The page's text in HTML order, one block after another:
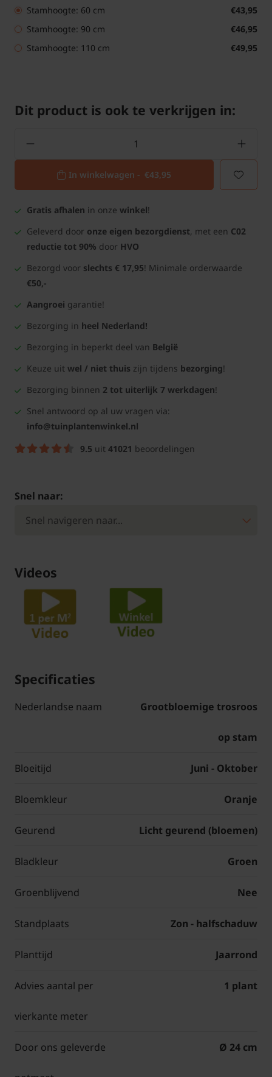
Stamhoogte: 60 cm
€43,95
Stamhoogte: 90 cm
€46,95
Stamhoogte: 110 cm
€49,95
Dit product is ook te verkrijgen in:
In winkelwagen - €43,95
Gratis afhalen in onze winkel!
Geleverd door onze eigen bezorgdienst, met een C02
reductie tot 90% door HVO
Bezorgd voor slechts € 17,95! Minimale orderwaarde
€50,-
Aangroei garantie!
Bezorging in heel Nederland!
Bezorging in beperkt deel van België
Keuze uit wel / niet thuis zijn tijdens bezorging!
Bezorging binnen 2 tot uiterlijk 7 werkdagen!
Snel antwoord op al uw vragen via:
info@tuinplantenwinkel.nl
9.5 uit 41021 beoordelingen
Snel naar:
Videos
Specificaties
Nederlandse naam Grootbloemige trosroos
op stam
Bloeitijd Juni - Oktober
Bloemkleur Oranje
Geurend Licht geurend (bloemen)
Bladkleur Groen
Groenblijvend Nee
Standplaats Zon - halfschaduw
Planttijd Jaarrond
Advies aantal per
vierkante meter
1 plant
Door ons geleverde Ø 24 cm